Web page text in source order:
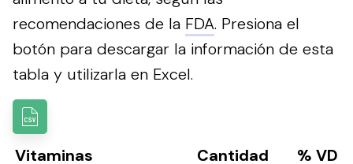
recomendaciones de la FDA. Presiona el
botón para descargar la información de esta
tabla y utilizarla en Excel.
Vitaminas Cantidad
% VD